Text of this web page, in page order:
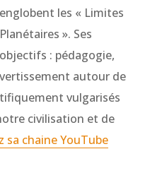
englobent les « Limites
Planétaires ». Ses
objectifs : pédagogie,
autour de
vulgarisés
civilisation et de
sa chaine YouTube